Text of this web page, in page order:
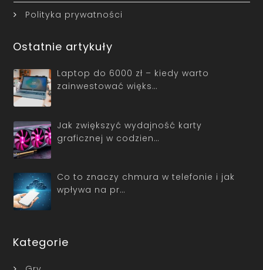
Polityka prywatności
Ostatnie artykuły
Laptop do 6000 zł – kiedy warto
zainwestować więks…
Jak zwiększyć wydajność karty
graficznej w codzien…
Co to znaczy chmura w telefonie i jak
wpływa na pr…
Kategorie